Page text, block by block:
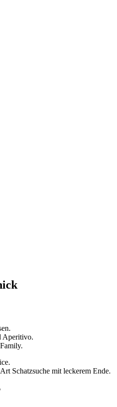
Aperitivo.
Schatzsuche mit leckerem Ende.